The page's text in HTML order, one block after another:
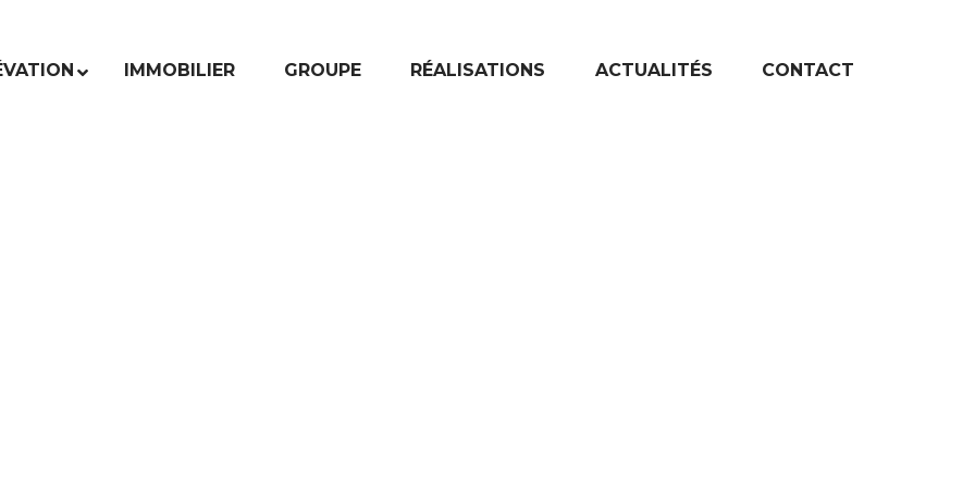
IMMOBILIER GROUPE RÉALISATIONS ACTUALITÉS CONTACT